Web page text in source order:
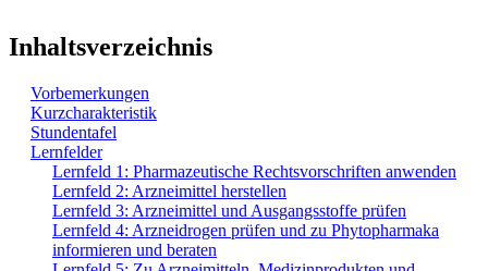
Inhaltsverzeichnis
Vorbemerkungen
Kurzcharakteristik
Stundentafel
Lernfelder
Lernfeld 1: Pharmazeutische Rechtsvorschriften anwenden
Lernfeld 2: Arzneimittel herstellen
Lernfeld 3: Arzneimittel und Ausgangsstoffe prüfen
Lernfeld 4: Arzneidrogen prüfen und zu Phytopharmaka
informieren und beraten